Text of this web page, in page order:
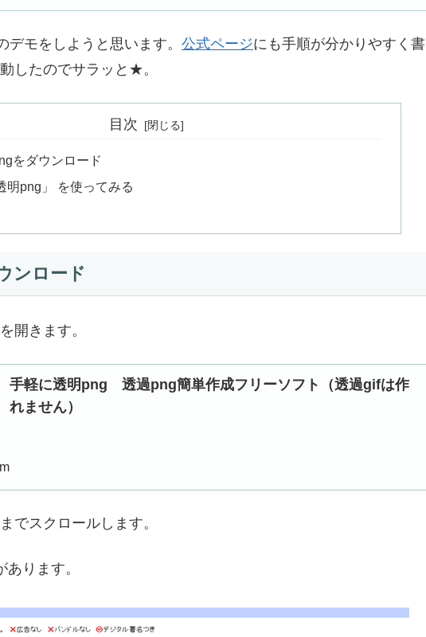
モをしようと思います。 公式ページにも手順が分かりやすく
したのでサラッと★。
目次
をダウンロード
明png」 を使ってみる
ンロード
開きます。
手軽に透明png 透過png簡単作成フリーソフト（透過gifは作
れません）
でスクロールします。
ります。